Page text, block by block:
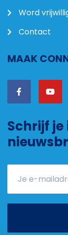
Word
Contact
MAAK
Schrijf je